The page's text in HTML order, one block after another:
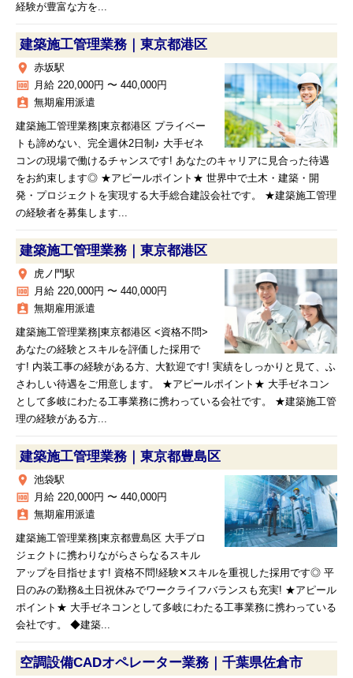
経験が豊富な方を...
建築施工管理業務｜東京都港区
place 赤坂駅
money 月給 220,000円 〜 440,000円
assignment_ind 無期雇用派遣
建築施工管理業務|東京都港区 プライベー
トも諦めない、完全週休2日制♪ 大手ゼネ
コンの現場で働けるチャンスです! あなたのキャリアに見合った待遇
をお約束します◎ ★アピールポイント★ 世界中で土木・建築・開
発・プロジェクトを実現する大手総合建設会社です。 ★建築施工管理
の経験者を募集します...
建築施工管理業務｜東京都港区
place 虎ノ門駅
money 月給 220,000円 〜 440,000円
assignment_ind 無期雇用派遣
建築施工管理業務|東京都港区 <資格不問>
あなたの経験とスキルを評価した採用で
す! 内装工事の経験がある方、大歓迎です! 実績をしっかりと見て、ふ
さわしい待遇をご用意します。 ★アピールポイント★ 大手ゼネコン
として多岐にわたる工事業務に携わっている会社です。 ★建築施工管
理の経験がある方...
建築施工管理業務｜東京都豊島区
place 池袋駅
money 月給 220,000円 〜 440,000円
assignment_ind 無期雇用派遣
建築施工管理業務|東京都豊島区 大手プロ
ジェクトに携わりながらさらなるスキル
アップを目指せます! 資格不問!経験✕スキルを重視した採用です◎ 平
日のみの勤務&土日祝休みでワークライフバランスも充実! ★アピール
ポイント★ 大手ゼネコンとして多岐にわたる工事業務に携わっている
会社です。 ◆建築...
空調設備CADオペレーター業務｜千葉県佐倉市